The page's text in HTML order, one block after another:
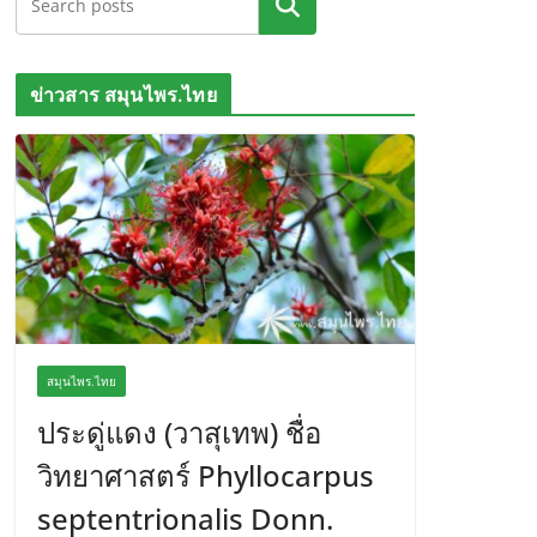
ค้นหา
ข่าวสาร สมุนไพร.ไทย
สมุนไพร.ไทย
ประดู่แดง (วาสุเทพ) ชื่อ
วิทยาศาสตร์ Phyllocarpus
septentrionalis Donn.